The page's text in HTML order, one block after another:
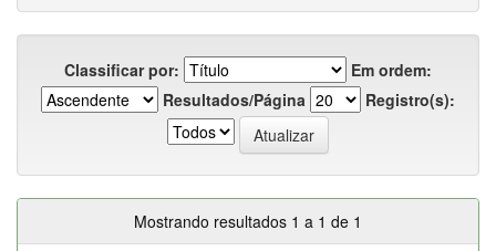
Classificar por:
Em ordem:
Resultados/Página
Registro(s):
Mostrando resultados 1 a 1 de 1